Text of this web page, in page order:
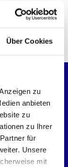
Über Cookies
zu
anbieten
zu
zu Ihrer
für
Unsere
mit